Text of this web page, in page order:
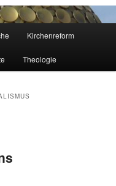
Kirchenreform
Theologie